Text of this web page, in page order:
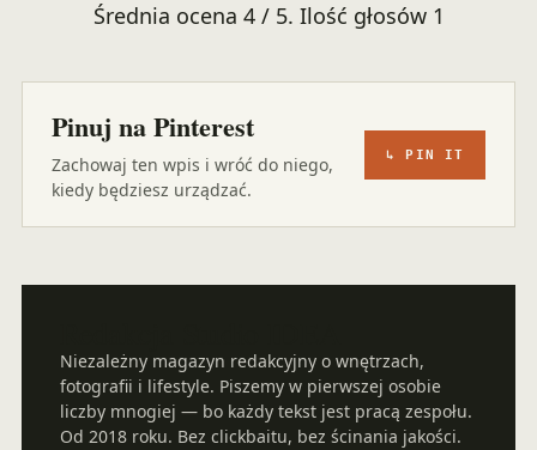
Średnia ocena 4/ 5. Ilość głosów 1
Pinuj na Pinterest
Zachowaj ten wpis i wróć do niego,
kiedy będziesz urządzać.
↳ PIN IT
Niezależny magazyn redakcyjny o wnętrzach,
fotografii i lifestyle. Piszemy w pierwszej osobie
liczby mnogiej — bo każdy tekst jest pracą zespołu.
Od 2018 roku. Bez clickbaitu, bez ścinania jakości.